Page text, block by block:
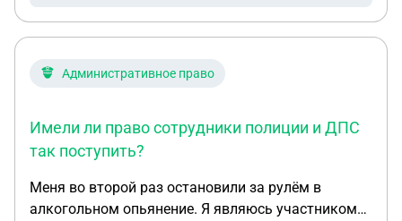
такие действия? И законно ли это?
Административное право
Имели ли право сотрудники полиции и ДПС
так поступить?
Меня во второй раз остановили за рулём в
алкогольном опьянение. Я являюсь участником